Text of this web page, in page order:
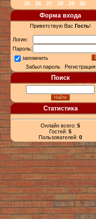
25
26 27 28 29 30
Форма входа
Приветствую Вас Гость!
Логин:
Пароль:
запомнить
Забыл пароль| Регистрация
Поиск
Статистика
Онлайн всего: 5
Гостей: 5
Пользователей: 0